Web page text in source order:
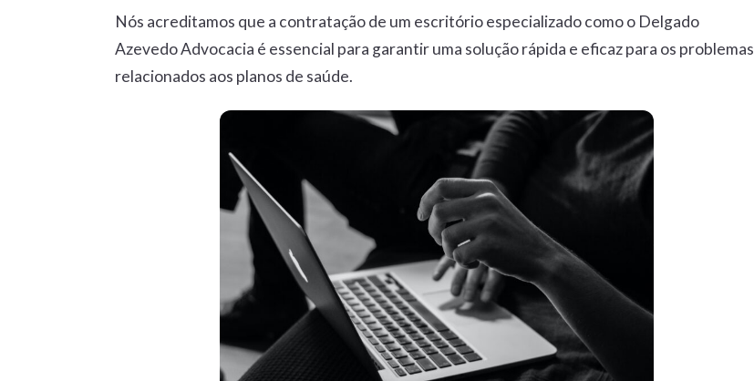
Nós acreditamos que a contratação de um escritório especializado como o Delgado
Azevedo Advocacia é essencial para garantir uma solução rápida e eficaz para os problemas
relacionados aos planos de saúde.